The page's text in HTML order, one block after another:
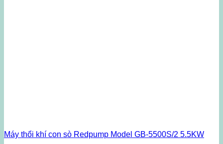
Máy thổi khí con sò Redpump Model GB-5500S/2 5.5KW